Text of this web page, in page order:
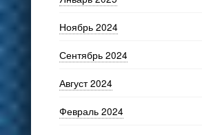
Ноябрь 2024
Сентябрь 2024
Август 2024
Февраль 2024